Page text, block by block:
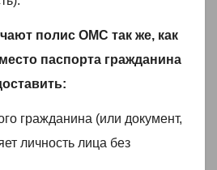
полис ОМС так же, как
паспорта гражданина
гражданина (или документ,
личность лица без